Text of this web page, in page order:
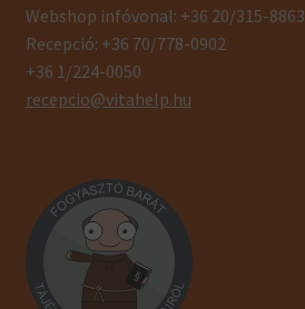
Webshop infóvonal: +36 20/315-8863
Recepció: +36 70/778-0902
+36 1/224-0050
recepcio@vitahelp.hu